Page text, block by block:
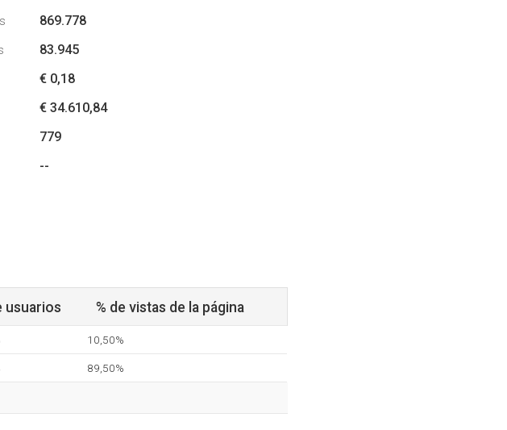
869.778
83.945
€ 0,18
€ 34.610,84
779
--
usuarios % de vistas de la página
10,50%
89,50%